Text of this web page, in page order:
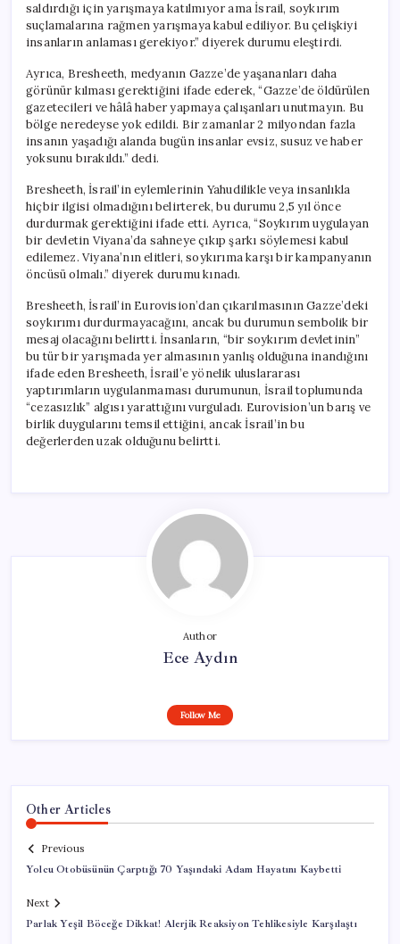
saldırdığı için yarışmaya katılmıyor ama İsrail, soykırım
suçlamalarına rağmen yarışmaya kabul ediliyor. Bu çelişkiyi
insanların anlaması gerekiyor.” diyerek durumu eleştirdi.
Ayrıca, Bresheeth, medyanın Gazze’de yaşananları daha
görünür kılması gerektiğini ifade ederek, “Gazze’de öldürülen
gazetecileri ve hâlâ haber yapmaya çalışanları unutmayın. Bu
bölge neredeyse yok edildi. Bir zamanlar 2 milyondan fazla
insanın yaşadığı alanda bugün insanlar evsiz, susuz ve haber
yoksunu bırakıldı.” dedi.
Bresheeth, İsrail’in eylemlerinin Yahudilikle veya insanlıkla
hiçbir ilgisi olmadığını belirterek, bu durumu 2,5 yıl önce
durdurmak gerektiğini ifade etti. Ayrıca, “Soykırım uygulayan
bir devletin Viyana’da sahneye çıkıp şarkı söylemesi kabul
edilemez. Viyana’nın elitleri, soykırıma karşı bir kampanyanın
öncüsü olmalı.” diyerek durumu kınadı.
Bresheeth, İsrail’in Eurovision’dan çıkarılmasının Gazze’deki
soykırımı durdurmayacağını, ancak bu durumun sembolik bir
mesaj olacağını belirtti. İnsanların, “bir soykırım devletinin”
bu tür bir yarışmada yer almasının yanlış olduğuna inandığını
ifade eden Bresheeth, İsrail’e yönelik uluslararası
yaptırımların uygulanmaması durumunun, İsrail toplumunda
“cezasızlık” algısı yarattığını vurguladı. Eurovision’un barış ve
birlik duygularını temsil ettiğini, ancak İsrail’in bu
değerlerden uzak olduğunu belirtti.
Author
Ece Aydın
Follow Me
Other Articles
Previous
Yolcu Otobüsünün Çarptığı 70 Yaşındaki Adam Hayatını Kaybetti
Next
Parlak Yeşil Böceğe Dikkat! Alerjik Reaksiyon Tehlikesiyle Karşılaştı